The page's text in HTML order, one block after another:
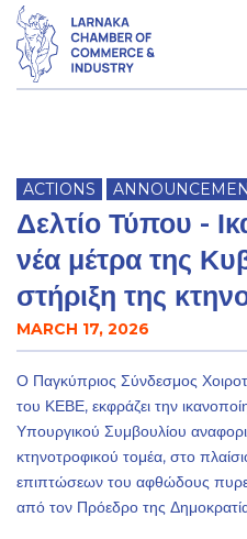
WHAT WE DO
MEMBERSHIP
Advertise with LCCI
Why Larnaka
News & Articles
Contact us
ACTIONS
Δελτίο Τύπου -
νέα μέτρα της
στήριξη της
MARCH 17, 2026
Ο Παγκύπριος Σύνδεσμος
του ΚΕΒΕ, εκφράζει την
Υπουργικού Συμβουλίου
κτηνοτροφικού τομέα, στο
επιπτώσεων του αφθώδους
από τον Πρόεδρο της